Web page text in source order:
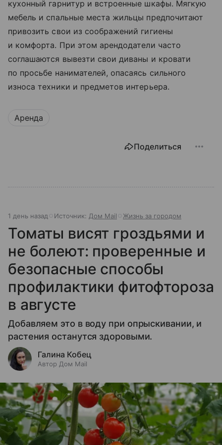
кухонный гарнитур и встроенные шкафы. Мягкую
мебель и спальные места жильцы предпочитают
привозить свои из соображений гигиены
и комфорта. При этом арендодатели часто
соглашаются вывезти свои диваны и кровати
по просьбе нанимателей, опасаясь сильного
износа техники и предметов интерьера.
Аренда
Поделиться
1 день назад Источник: Дом Mail Жизнь за городом
Томаты висят гроздьями и
не болеют: проверенные и
безопасные способы
профилактики фитофтороза
в августе
Добавляем это в воду при опрыскивании, и
растения останутся здоровыми.
Галина Кобец
Автор Дом Mail